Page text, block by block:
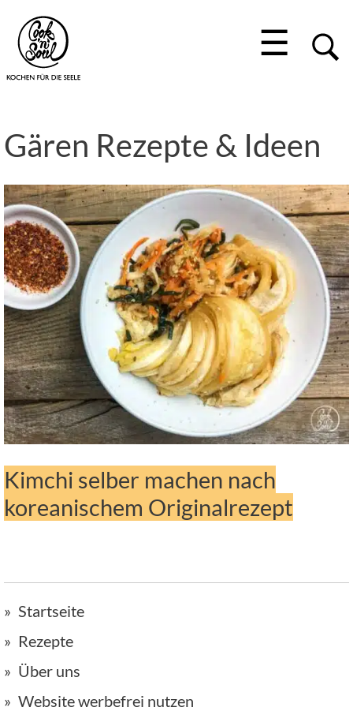
☰
Gären Rezepte & Ideen
Kimchi selber machen nach
koreanischem Originalrezept
Startseite
Rezepte
Über uns
Website werbefrei nutzen